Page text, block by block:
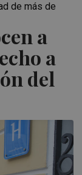
a
a
del
de más de